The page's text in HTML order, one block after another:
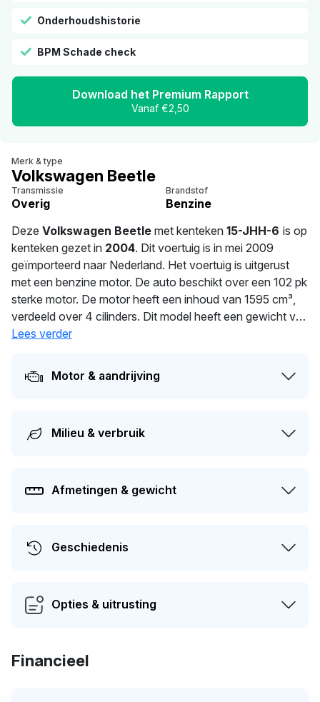
Onderhoudshistorie
BPM Schade check
Download het Premium Rapport
Vanaf €2,50
Merk & type
Volkswagen Beetle
Transmissie
Overig
Brandstof
Benzine
Deze Volkswagen Beetle met kenteken 15-JHH-6 is op
kenteken gezet in 2004. Dit voertuig is in mei 2009
geïmporteerd naar Nederland. Het voertuig is uitgerust
met een benzine motor. De auto beschikt over een 102 pk
sterke motor. De motor heeft een inhoud van 1595 cm³,
verdeeld over 4 cilinders. Dit model heeft een gewicht van
1.505 kg. Sinds
auto heeft sinds de registratie 2 keer van eigenaar
gewisseld.
Lees verder
Motor & aandrijving
Milieu & verbruik
Afmetingen & gewicht
Geschiedenis
Opties & uitrusting
Financieel